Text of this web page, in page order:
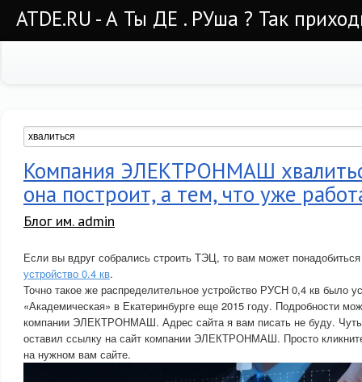
ATDE.RU - А Ты ДЕ . РУша ? Так
Компания ЭЛЕКТРОНМАШ
она построит, а тем, что уже
Блог им. admin
Если вы вдруг собрались строить ТЭЦ, то вам может
устройство 0.4 кв.
Точно такое же распределительное устройство РУСН 0,4 кв было
«Академическая» в Екатеринбурге еще 2015 году. Подробности
компании ЭЛЕКТРОНМАШ. Адрес сайта я вам писать не буду.
оставил ссылку на сайт компании ЭЛЕКТРОНМАШ. Просто
на нужном вам сайте.